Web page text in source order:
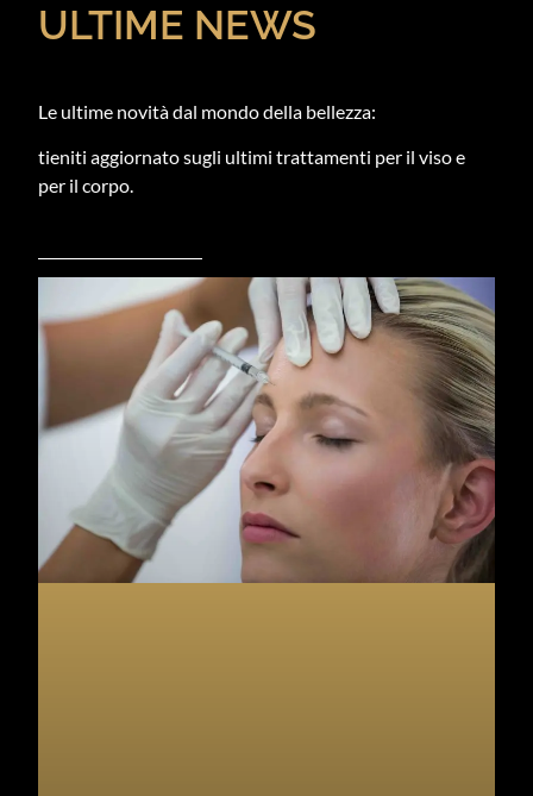
ULTIME NEWS
Le ultime novità dal mondo della bellezza:
tieniti aggiornato sugli ultimi trattamenti per il viso e
per il corpo.